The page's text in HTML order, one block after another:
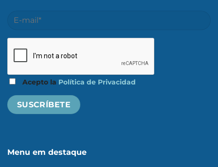
Menu em destaque
Acepto la Política de Privacidad